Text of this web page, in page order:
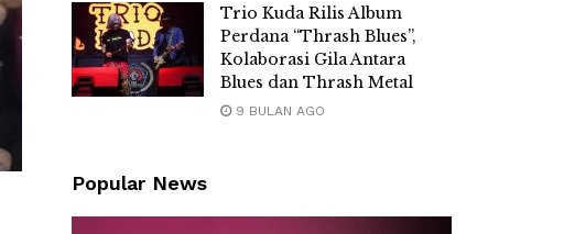
Trio Kuda Rilis Album
Perdana “Thrash Blues”,
Kolaborasi Gila Antara
Blues dan Thrash Metal
9 BULAN AGO
Popular News